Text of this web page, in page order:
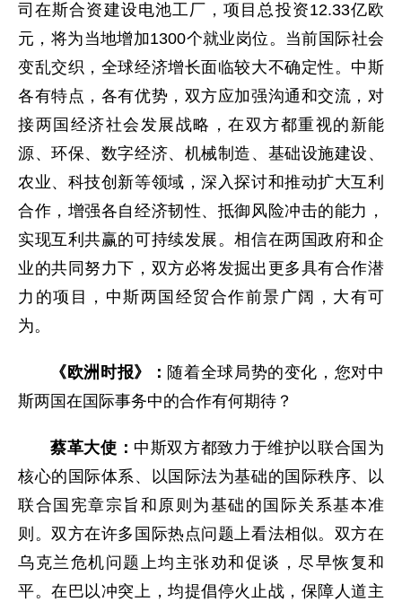
司在斯合资建设电池工厂，项目总投资12.33亿欧
元，将为当地增加1300个就业岗位。当前国际社会
变乱交织，全球经济增长面临较大不确定性。中斯
各有特点，各有优势，双方应加强沟通和交流，对
接两国经济社会发展战略，在双方都重视的新能
源、环保、数字经济、机械制造、基础设施建设、
农业、科技创新等领域，深入探讨和推动扩大互利
合作，增强各自经济韧性、抵御风险冲击的能力，
实现互利共赢的可持续发展。相信在两国政府和企
业的共同努力下，双方必将发掘出更多具有合作潜
力的项目，中斯两国经贸合作前景广阔，大有可
为。
《欧洲时报》： 随着全球局势的变化，您对中
斯两国在国际事务中的合作有何期待？
蔡革大使： 中斯双方都致力于维护以联合国为
核心的国际体系、以国际法为基础的国际秩序、以
联合国宪章宗旨和原则为基础的国际关系基本准
则。双方在许多国际热点问题上看法相似。双方在
乌克兰危机问题上均主张劝和促谈，尽早恢复和
平。在巴以冲突上，均提倡停火止战，保障人道主